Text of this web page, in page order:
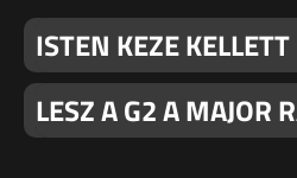
ISTEN KEZE
LESZ A G2 A MAJOR